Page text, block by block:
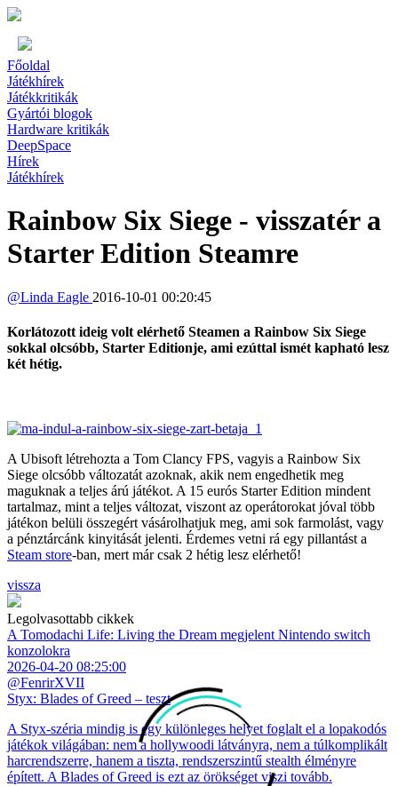
Főoldal
Játékhírek
Játékkritikák
Gyártói blogok
Hardware kritikák
DeepSpace
Hírek
Játékhírek
Rainbow Six Siege - visszatér a
Starter Edition Steamre
@Linda Eagle 2016-10-01 00:20:45
Korlátozott ideig volt elérhető Steamen a Rainbow Six Siege
sokkal olcsóbb, Starter Editionje, ami ezúttal ismét kapható lesz
két hétig.
A Ubisoft létrehozta a Tom Clancy FPS, vagyis a Rainbow Six
Siege olcsóbb változatát azoknak, akik nem engedhetik meg
maguknak a teljes árú játékot. A 15 eurós Starter Edition mindent
tartalmaz, mint a teljes változat, viszont az operátorokat jóval több
játékon belüli összegért vásárolhatjuk meg, ami sok farmolást, vagy
a pénztárcánk kinyitását jelenti. Érdemes vetni rá egy pillantást a
Steam store-ban, mert már csak 2 hétig lesz elérhető!
vissza
Legolvasottabb cikkek
A Tomodachi Life: Living the Dream megjelent Nintendo switch
konzolokra
2026-04-20 08:25:00
@FenrirXVII
Styx: Blades of Greed – teszt
A Styx-széria mindig is egy különleges helyet foglalt el a lopakodós
játékok világában: nem a hollywoodi látványra, nem a túlkomplikált
harcrendszerre, hanem a tiszta, rendszerszintű stealth élményre
épített. A Blades of Greed is ezt az örökséget viszi tovább.